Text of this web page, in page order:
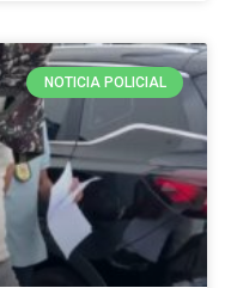
NOTICIA POLICIAL